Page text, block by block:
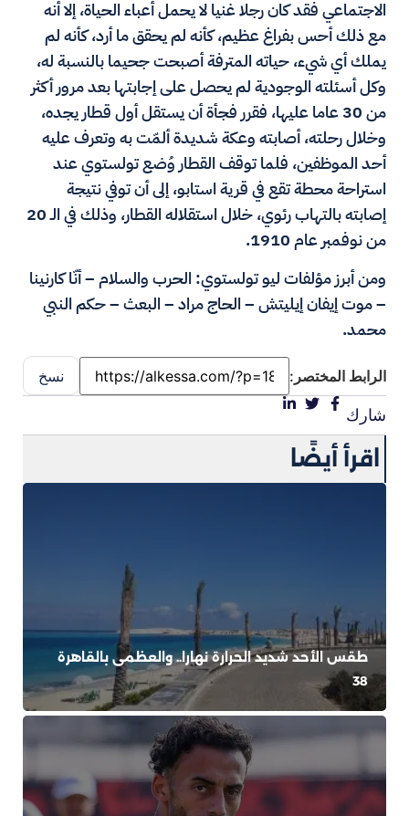
الاجتماعي فقد كان رجلا غنيا لا يحمل أعباء الحياة، إلا أنه
مع ذلك أحس بفراغ عظيم، كأنه لم يحقق ما أرد، كأنه لم
يملك أي شيء، حياته المترفة أصبحت جحيما بالنسبة له،
وكل أسئلته الوجودية لم يحصل على إجابتها بعد مرور أكثر
من 30 عاما عليها، فقرر فجأة أن يستقل أول قطار يجده،
وخلال رحلته، أصابته وعكة شديدة ألمّت به وتعرف عليه
أحد الموظفين، فلما توقف القطار وُضع تولستوي عند
استراحة محطة تقع في قرية استابو، إلى أن توفي نتيجة
إصابته بالتهاب رئوي، خلال استقلاله القطار، وذلك في الـ 20
من نوفمبر عام 1910.
ومن أبرز مؤلفات ليو تولستوي: الحرب والسلام – أنّا كارنينا
– موت إيفان إيليتش – الحاج مراد – البعث – حكم النبي
محمد.
الرابط المختصر: نسخ
شارك
اقرأ أيضًا
طقس الأحد شديد الحرارة نهارا.. والعظمى بالقاهرة
38